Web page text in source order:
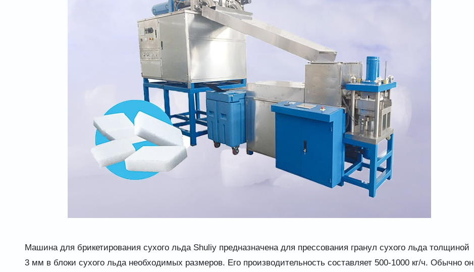
Машина для брикетирования сухого льда Shuliy предназначена для прессования гранул сухого льда толщиной
3 мм в блоки сухого льда необходимых размеров. Его производительность составляет 500-1000 кг/ч. Обычно он